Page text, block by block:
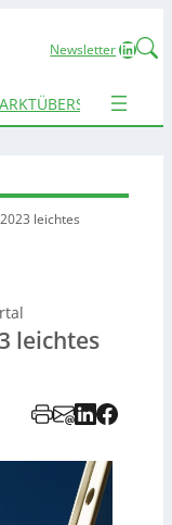
Newsletter
leichtes
leichtes